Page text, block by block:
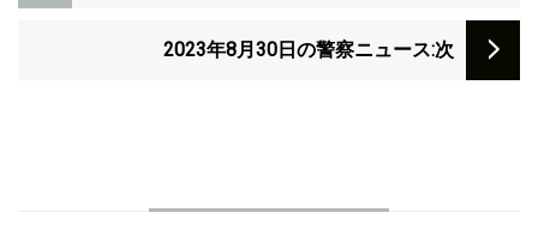
2023年8月30日の警察ニュース:次